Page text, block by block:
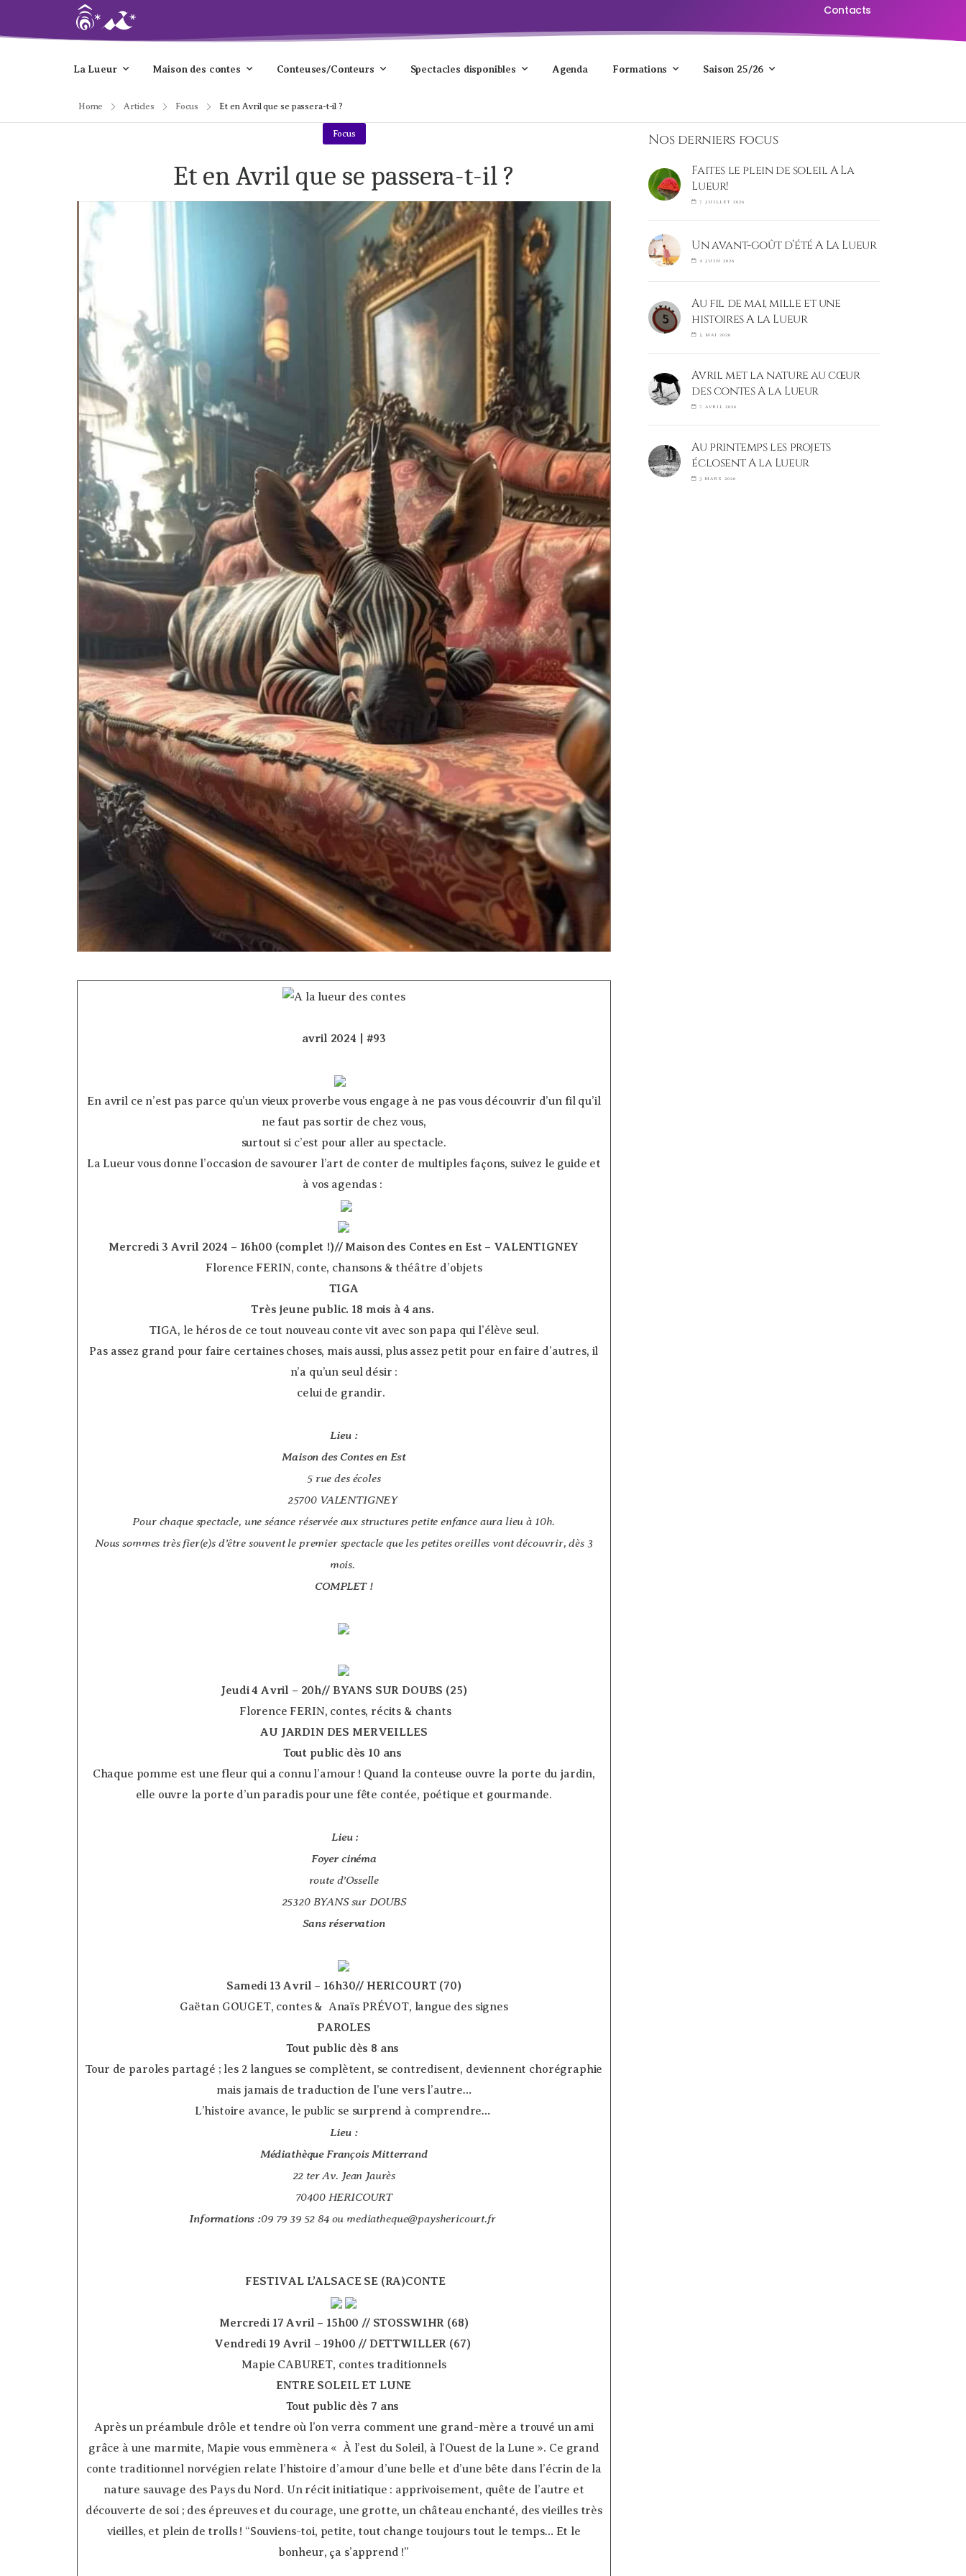
Contacts
La Lueur Maison des contes Conteuses/Conteurs Spectacles disponibles Agenda Formations Saison 25/26
Home Articles Focus Et en Avril que se passera-t-il ?
Nos derniers focus
Faites le plein de soleil A La
Lueur!
7 JUILLET 2026
Un avant-goût d’été A La Lueur
4 JUIN 2026
Au fil de mai, mille et une
histoires A la Lueur
5 MAI 2026
Avril met la nature au cœur
des contes A la Lueur
7 AVRIL 2026
Au printemps les projets
éclosent A la Lueur
3 MARS 2026
Focus
Et en Avril que se passera-t-il ?
avril 2024 | #93
­ ­ ­ ­ ­ ­ ­
En avril ce n’est pas parce qu’un vieux proverbe vous engage à ne pas vous découvrir d’un fil qu’il
ne faut pas sortir de chez vous,
surtout si c’est pour aller au spectacle.
La Lueur vous donne l’occasion de savourer l’art de conter de multiples façons, suivez le guide et
à vos agendas : ­
Mercredi 3 Avril 2024 – 16h00 (complet !)// Maison des Contes en Est – VALENTIGNEY
Florence FERIN, conte, chansons & théâtre d’objets
TIGA
Très jeune public. 18 mois à 4 ans.
TIGA, le héros de ce tout nouveau conte vit avec son papa qui l’élève seul.
Pas assez grand pour faire certaines choses, mais aussi, plus assez petit pour en faire d’autres, il
n’a qu’un seul désir :
celui de grandir.
Lieu :
Maison des Contes en Est
5 rue des écoles
25700 VALENTIGNEY
Pour chaque spectacle, une séance réservée aux structures petite enfance aura lieu à 10h.
Nous sommes très fier(e)s d’être souvent le premier spectacle que les petites oreilles vont découvrir, dès 3
mois.
COMPLET !
Jeudi 4 Avril – 20h// BYANS SUR DOUBS (25)
­ Florence FERIN, contes, récits & chants
AU JARDIN DES MERVEILLES
Tout public dès 10 ans
Chaque pomme est une fleur qui a connu l’amour ! Quand la conteuse ouvre la porte du jardin,
elle ouvre la porte d’un paradis pour une fête contée, poétique et gourmande.
Lieu :
Foyer cinéma
route d’Osselle
25320 BYANS sur DOUBS
Sans réservation
Samedi 13 Avril – 16h30// HERICOURT (70)
Gaëtan GOUGET, contes & Anaïs PRÉVOT, langue des signes
PAROLES
Tout public dès 8 ans
Tour de paroles partagé ; les 2 langues se complètent, se contredisent, deviennent chorégraphie
mais jamais de traduction de l’une vers l’autre…
L’histoire avance, le public se surprend à comprendre…
Lieu :
Médiathèque François Mitterrand
22 ter Av. Jean Jaurès
70400 HERICOURT
Informations :09 79 39 52 84 ou mediatheque@payshericourt.fr
FESTIVAL L’ALSACE SE (RA)CONTE
Mercredi 17 Avril – 15h00 // STOSSWIHR (68)
Vendredi 19 Avril – 19h00 // DETTWILLER (67)
Mapie CABURET, contes traditionnels
ENTRE SOLEIL ET LUNE
Tout public dès 7 ans
Après un préambule drôle et tendre où l’on verra comment une grand-mère a trouvé un ami
grâce à une marmite, Mapie vous emmènera « À l’est du Soleil, à l’Ouest de la Lune ». Ce grand
conte traditionnel norvégien relate l’histoire d’amour d’une belle et d’une bête dans l’écrin de la
nature sauvage des Pays du Nord. Un récit initiatique : apprivoisement, quête de l’autre et
découverte de soi ; des épreuves et du courage, une grotte, un château enchanté, des vieilles très
vieilles, et plein de trolls ! “Souviens-toi, petite, tout change toujours tout le temps… Et le
bonheur, ça s’apprend !”